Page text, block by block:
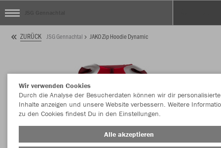
ZURÜCK JSG Gennachtal JAKO Zip Hoodie Dynamic
Wir verwenden Cookies
Durch die Analyse der Besucherdaten können wir dir personalisierte
Inhalte anzeigen und unsere Website verbessern. Weitere
zu den Cookies findest Du in den Einstellungen.
Alle akzeptieren